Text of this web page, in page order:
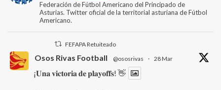
Federación de Fútbol Americano del Principado de
Asturias. Twitter oficial de la territorial asturiana de Fútbol
Americano.
FEFAPA Retuiteado
Osos Rivas Football @ososrivas · 28 Mar
¡𝐔𝐧𝐚 𝐯𝐢𝐜𝐭𝐨𝐫𝐢𝐚 𝐝𝐞 𝐩𝐥𝐚𝐲𝐨𝐟𝐟𝐬! 👋